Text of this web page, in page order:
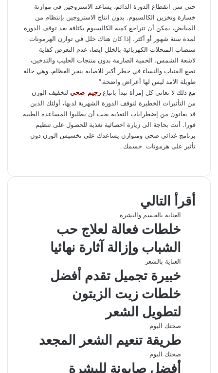
حتى سن انقظاع الدورة الدائم، يساعد الاستروجين في موازنة
خسارة وتخزين الكالسيوم. بدون انتاج الاستروجين بإنتظام من
المبايض، يمكن أن تتراجع كمية الكالسيوم بكثافة بعد توقف الدورة
لمدة ستة شهور أو أكثر. إذا كان هناك خلل في توازن الهرمونات
ستصاب المنحلات الكهربائية بالخلل ايضا، عدم التعرض كفاية
لاشعة الشمس، الحمية الصارمة بدون منتجات الحليب والتدخين،
تضع الفتيات والنساء في خطر أكبر للاصابة بنخر العظام، وهي حالة
طويلة الامد ليس لها أعراض واضحة.”
مع ذلك لا تعاني كل إمرأة تبدأ باتباع رجيم صحي لتخفيف الوزن
من التأثيرات الخطيرة لتوقف الدورة الشهرية لديها، أولئك الذين
قد يعانون من إضطرابات التغذية يجب أن يطلبوا المساعدة الطبية
فورا. أنت بحاجة الى زيارة اخصائية تغذية للحصول على تنظيم
برنامج غذائي صحي ومتوازن يساعدك على تخسيس الوزن دون
تأثير على هرمونات جسمك .
س
و
ك
ن
د
إ
ت
ا
ب
ل
ا
ا
ة
ع
ا
أقرأ التالي
العناية بالجسم والبشرة
خلطات فعالة لعلاج حب
الشباب وإزالة آثارة نهائيا
العناية بالشعر
خبيرة تجميل تقدم أفضل
خلطات زيت الزيتون
لتطويل الشعر
صحتك اليوم
طريقة تنعيم الشعر المجعد
صحتك اليوم
أفضل صابونة للبشرة